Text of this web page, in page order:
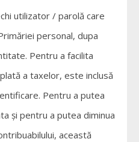
utilizator / parolă care
personal, dupa
Pentru a facilita
a taxelor, este inclusă
Pentru a putea
și pentru a putea diminua
această